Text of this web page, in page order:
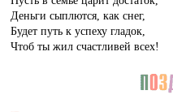
Деньги сыплются, как снег,
Будет путь к успеху гладок,
Чтоб ты жил счастливей всех!